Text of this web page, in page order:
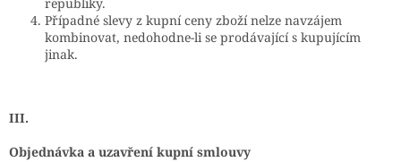
republiky.
Případné slevy z kupní ceny zboží nelze navzájem
kombinovat, nedohodne-li se prodávající s kupujícím
jinak.
III.
Objednávka a uzavření kupní smlouvy